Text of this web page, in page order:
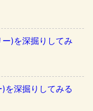
)を深掘りしてみ
)を深掘りしてみる